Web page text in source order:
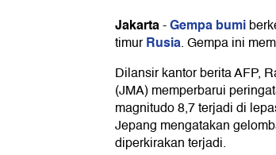
Jakarta-Gempa bumi
timurRusia. Gempa ini
Dilansir kantor berita AFP,
(JMA) memperbarui
magnitudo 8,7 terjadi di
Jepang mengatakan
diperkirakan terjadi.